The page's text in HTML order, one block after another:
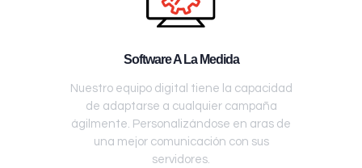
Software A La Medida
Nuestro equipo digital tiene la capacidad
de adaptarse a cualquier campaña
ágilmente. Personalizándose en aras de
una mejor comunicación con sus
servidores.